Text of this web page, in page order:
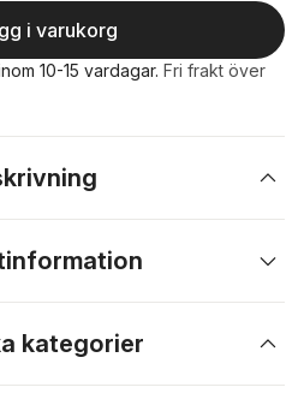
i varukorg
10-15 vardagar. Fri frakt över
kategorier